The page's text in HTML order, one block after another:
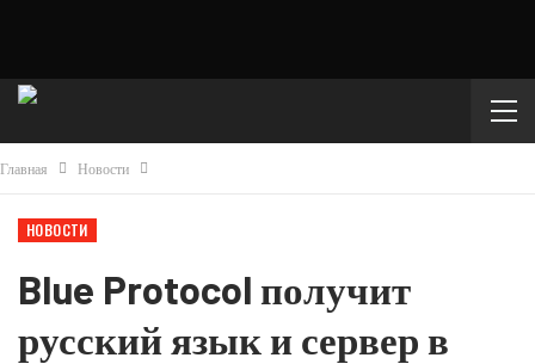
Главная Новости
НОВОСТИ
Blue Protocol получит
русский язык и сервер в